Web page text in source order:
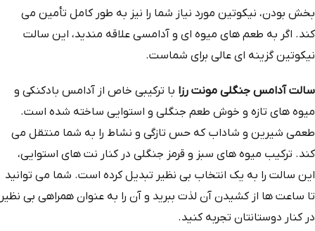
بخش بودن، نیکوتین مورد نیاز شما را نیز به‌ طور کامل تأمین می‌
کند. اگر به طعم‌ های میوه‌ ای و آدامسی علاقه‌ مندید، این سالت
نیکوتین گزینه‌ ای عالی برای شماست.
سالت آدامس جنگلی مونت رزا با ترکیبی خاص از آدامس بادکنکی و
میوه‌ های تازه و خوش‌ طعم جنگلی و استوایی ساخته شده است.
طعمی شیرین و شاداب که حس تازگی و نشاط را به شما منتقل می‌
کند. ترکیب میوه‌ های سبز و قرمز جنگلی در کنار نت‌ های استوایی،
این سالت را به یک انتخاب بی‌ نظیر تبدیل کرده است. شما می‌ توانید
تا ساعت‌ ها از کشیدن آن لذت ببرید و آن را به عنوان همراهی بی‌ نظیر
در کنار دوستانتان تجربه کنید.